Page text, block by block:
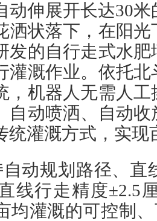
动伸展开长达30
洒状落下，在阳
发的自行走式水
灌溉作业。依托
，机器人无需人
自动喷洒、自动
统灌溉方式，实现
动规划路径、直
线行走精度±2.5
均灌溉的可控制